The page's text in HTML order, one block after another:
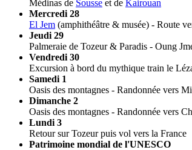
Médinas de Sousse et de Kairouan
Mercredi 28
El Jem (amphithéâtre & musée) - Route
Jeudi 29
Palmeraie de Tozeur & Paradis - Oung
Vendredi 30
Excursion à bord du mythique train le
Samedi 1
Oasis des montagnes - Randonnée vers
Dimanche 2
Oasis des montagnes - Randonnée vers
Lundi 3
Retour sur Tozeur puis vol vers la France
Patrimoine mondial de l'UNESCO